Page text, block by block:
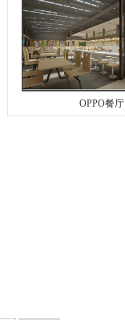
OPPO餐厅